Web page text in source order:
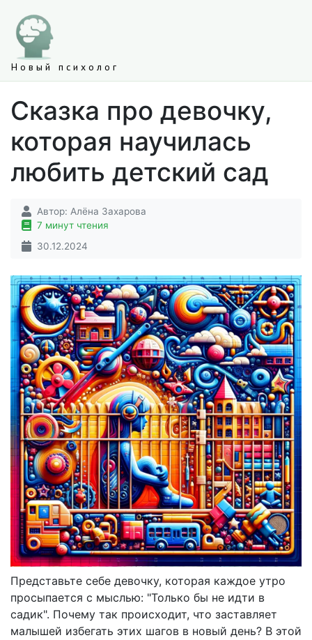
Новый психолог
Сказка про девочку,
которая научилась
любить детский сад
Автор: Алёна Захарова
7 минут чтения
30.12.2024
Представьте себе девочку, которая каждое утро
просыпается с мыслью: "Только бы не идти в
садик". Почему так происходит, что заставляет
малышей избегать этих шагов в новый день? В этой